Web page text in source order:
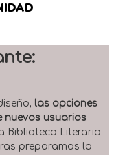
las opciones
nuevos usuarios
Biblioteca Literaria
preparamos la